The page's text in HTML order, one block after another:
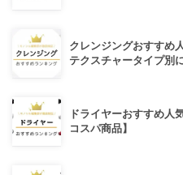
クレンジングおすすめ
テクスチャータイプ別
ドライヤーおすすめ人
コスパ商品】